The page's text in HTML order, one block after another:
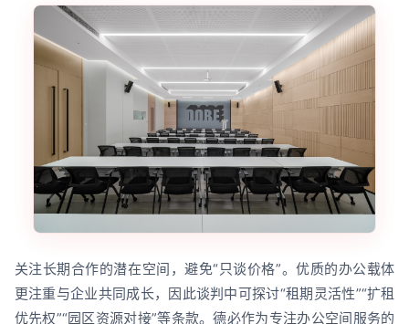
关注长期合作的潜在空间，避免“只谈价格”。优质的办公载体
更注重与企业共同成长，因此谈判中可探讨“租期灵活性”“扩租
优先权”“园区资源对接”等条款。德必作为专注办公空间服务的